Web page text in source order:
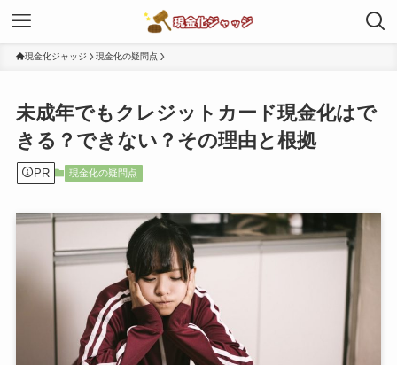
現金化ジャッジ 現金化の疑問点
未成年でもクレジットカード現金化はで
きる？できない？その理由と根拠
PR 現金化の疑問点